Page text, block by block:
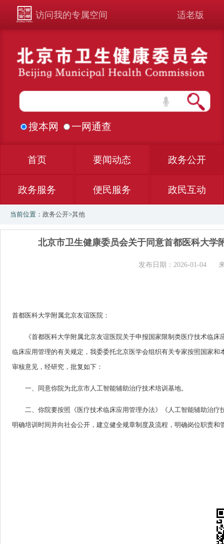
访问我的专属空间 适老版
搜本网 一网通查
首页 要闻动态 政务公开
政务服务 便民服务 政民互动
当前位置： 政务公开>其他
北京市卫生健康委员会关于同意首都医科大学
发布日期：2026-01-04
首都医科大学附属北京友谊医院：
《首都医科大学附属北京友谊医院关于申报国家限制类医疗技术临
临床应用管理的有关规定，我委委托北京医学会组织有关专家按照国家
审核意见，经研究，批复如下：
一、同意你院为北京市人工智能辅助治疗技术培训基地。
二、你院要按照《医疗技术临床应用管理办法》《人工智能辅助治
明确培训时间并向社会公开，建立健全规章制度及流程，明确岗位职责